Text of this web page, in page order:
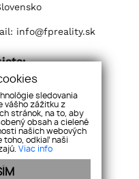
sledovania
vášho zážitku z
stránok, na to, aby
obsah a cielené
našich webových
toho, odkiaľ naši
Viac info
info@fpreality.sk